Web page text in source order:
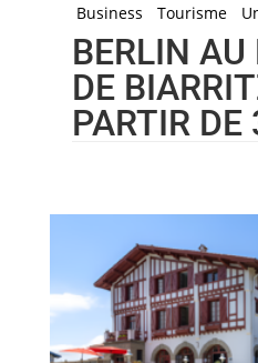
Business Tourisme
BERLIN AU
DE
PARTIR DE